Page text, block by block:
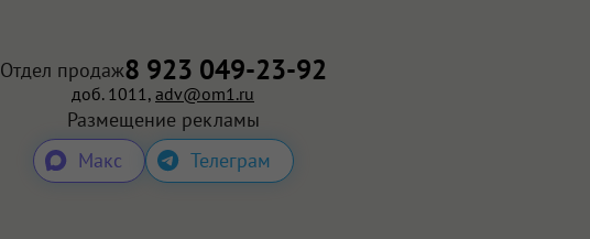
Отдел продаж8 923 049-23-92
доб. 1011, adv@om1.ru
Размещение рекламы
Макс
Телеграм